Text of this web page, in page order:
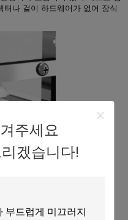
주세요
겠습니다!
나 걸이 하드웨어가 없어 장식